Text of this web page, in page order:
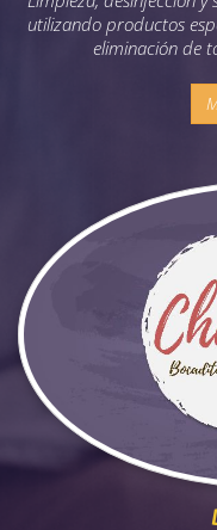
utilizando productos
eliminación de